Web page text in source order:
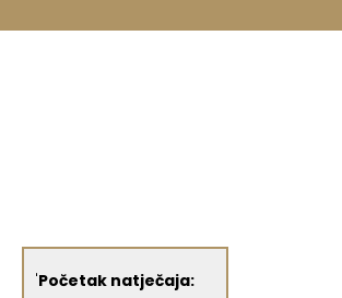
'Početak natječaja: